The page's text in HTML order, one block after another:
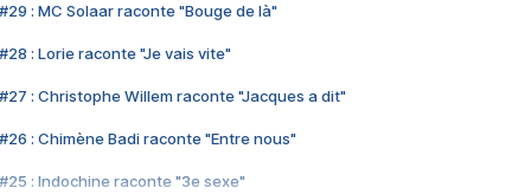
#29 : MC Solaar raconte "Bouge de là"
#28 : Lorie raconte "Je vais vite"
#27 : Christophe Willem raconte "Jacques a dit"
#26 : Chimène Badi raconte "Entre nous"
#25 : Indochine raconte "3e sexe"